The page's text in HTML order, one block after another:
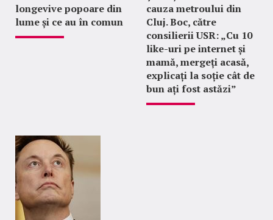
longevive popoare din
lume și ce au în comun
cauza metroului din
Cluj. Boc, către
consilierii USR: „Cu 10
like-uri pe internet și
mamă, mergeți acasă,
explicați la soție cât de
bun ați fost astăzi”